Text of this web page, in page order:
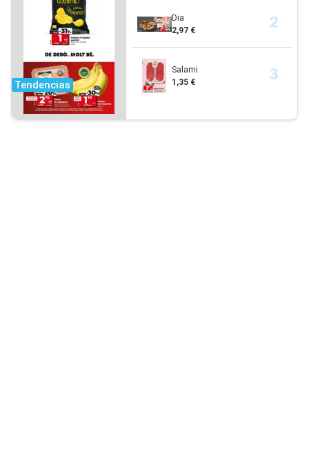
Tendencias
Dia
2,97 €
Salami
1,35 €